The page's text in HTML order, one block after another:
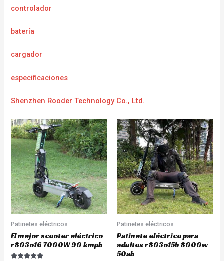
controlador
batería
cargador
especificaciones
Shenzhen Rooder Technology Co., Ltd.
Patinetes eléctricos
El mejor scooter eléctrico
r803o16 7000W 90 kmph
Patinetes eléctricos
Patinete eléctrico para
adultos r803o15b 8000w
50ah